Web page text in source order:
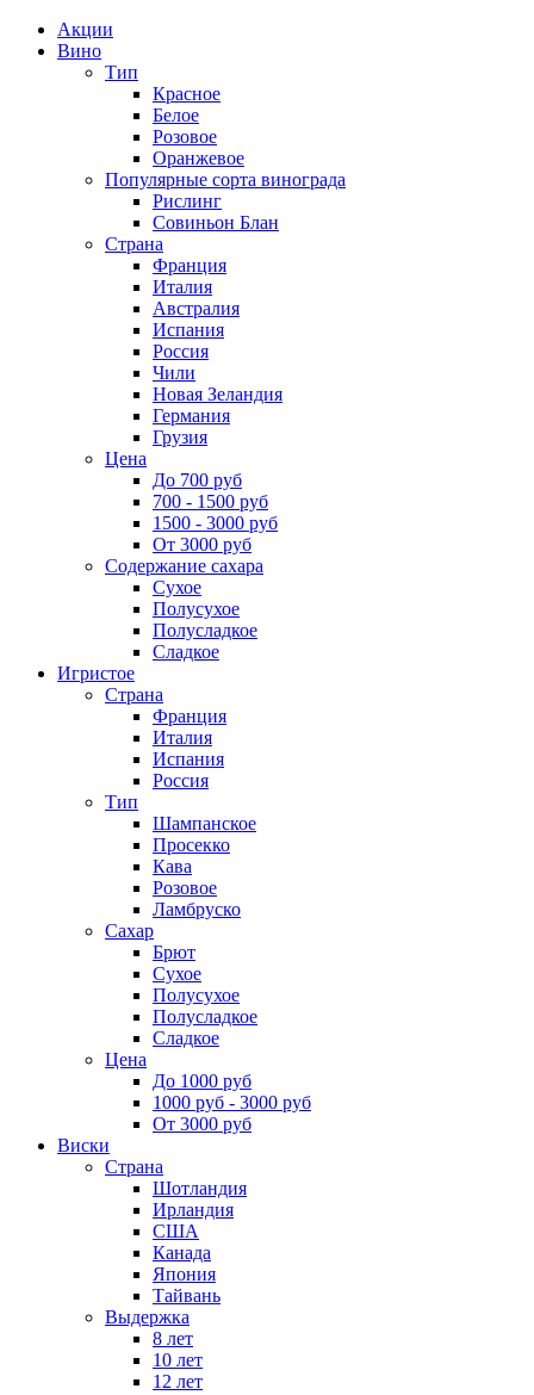
Акции
Вино
Тип
Красное
Белое
Розовое
Оранжевое
Популярные сорта винограда
Рислинг
Совиньон Блан
Страна
Франция
Италия
Австралия
Испания
Россия
Чили
Новая Зеландия
Германия
Грузия
Цена
До 700 руб
700 - 1500 руб
1500 - 3000 руб
От 3000 руб
Содержание сахара
Сухое
Полусухое
Полусладкое
Сладкое
Игристое
Страна
Франция
Италия
Испания
Россия
Тип
Шампанское
Просекко
Кава
Розовое
Ламбруско
Сахар
Брют
Сухое
Полусухое
Полусладкое
Сладкое
Цена
До 1000 руб
1000 руб - 3000 руб
От 3000 руб
Виски
Страна
Шотландия
Ирландия
США
Канада
Япония
Тайвань
Выдержка
8 лет
10 лет
12 лет